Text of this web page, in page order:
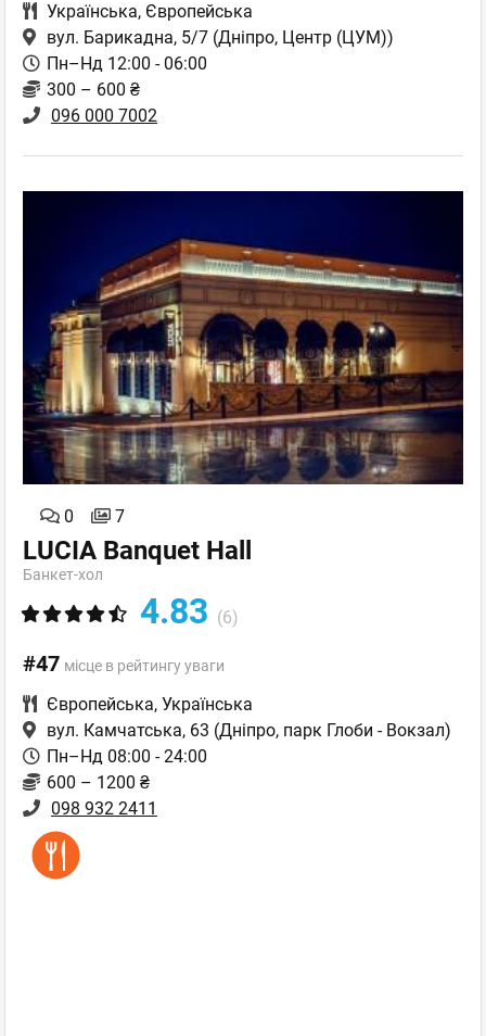
Українська, Європейська
вул. Барикадна, 5/7 (Дніпро, Центр (ЦУМ))
Пн–Нд 12:00 - 06:00
300 – 600 ₴
096 000 7002
0 7
LUCIA Banquet Hall
Банкет-хол
4.83 (6)
#47 місце в рейтингу уваги
Європейська, Українська
вул. Камчатська, 63 (Дніпро, парк Глоби - Вокзал)
Пн–Нд 08:00 - 24:00
600 – 1200 ₴
098 932 2411